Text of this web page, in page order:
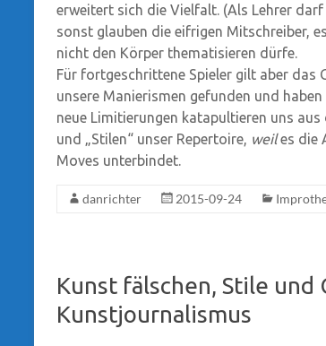
erweitert sich die Vielfalt. (Als Lehrer darf
sonst glauben die eifrigen Mitschreiber,
nicht den Körper thematisieren dürfe.
Für fortgeschrittene Spieler gilt aber das
unsere Manierismen gefunden und
neue Limitierungen katapultieren uns
und „Stilen“ unser Repertoire, weiles die
Moves unterbindet.
danrichter 2015-09-24
Kunst fälschen, Stile
Kunstjournalismus